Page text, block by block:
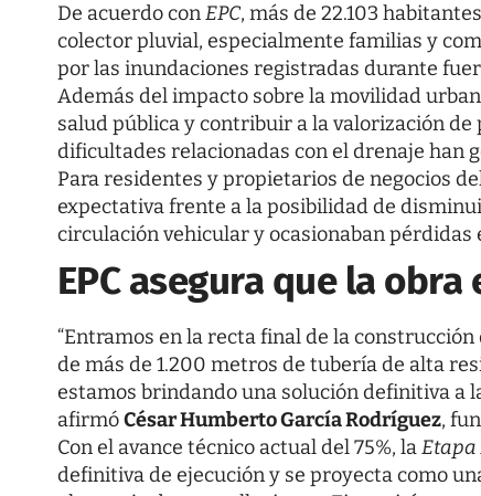
De acuerdo conEPC, más de 22.103
colector pluvial, especialmente familias y
por las inundaciones registradas durante
Además del impacto sobre la movilidad
salud pública y contribuir a la valorización
dificultades relacionadas con el drenaje han
Para residentes y propietarios de negocios
expectativa frente a la posibilidad de
circulación vehicular y ocasionaban
EPC asegura que la
“Entramos en la recta final de la
de más de 1.200 metros de tubería de alta
estamos brindando una solución definitiva a
afirmóCésar Humberto García Rodríguez,
Con el avance técnico actual del 75%, laEtapa
definitiva de ejecución y se proyecta como